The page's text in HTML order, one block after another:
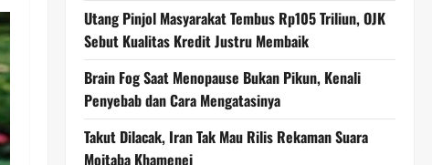
Utang Pinjol Masyarakat Tembus Rp105 Triliun, OJK
Sebut Kualitas Kredit Justru Membaik
Brain Fog Saat Menopause Bukan Pikun, Kenali
Penyebab dan Cara Mengatasinya
Takut Dilacak, Iran Tak Mau Rilis Rekaman Suara
Mojtaba Khamenei